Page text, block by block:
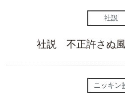
社説
社説 不正許さぬ
ニッキン